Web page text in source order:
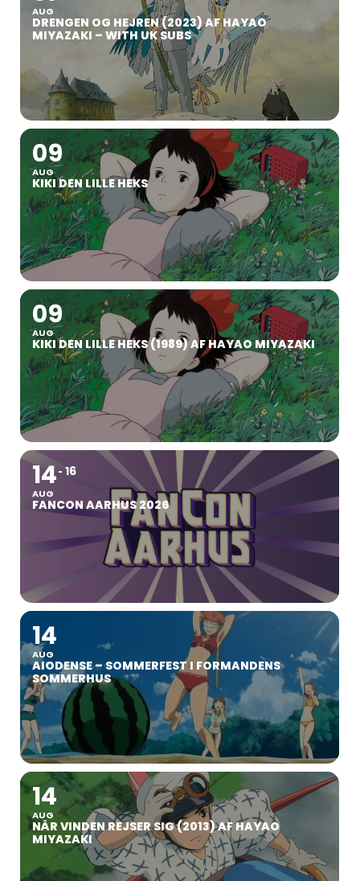
AUG
DRENGEN OG HEJREN (2023) AF HAYAO
MIYAZAKI – WITH UK SUBS
09
AUG
KIKI DEN LILLE HEKS
09
AUG
KIKI DEN LILLE HEKS (1989) AF HAYAO MIYAZAKI
14
AUG
16
FANCON AARHUS 2026
14
AUG
AIODENSE – SOMMERFEST I FORMANDENS
SOMMERHUS
14
AUG
NÅR VINDEN REJSER SIG (2013) AF HAYAO
MIYAZAKI